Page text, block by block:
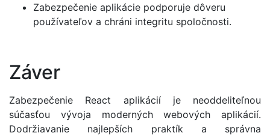
Zabezpečenie aplikácie podporuje dôveru
používateľov a chráni integritu spoločnosti.
Záver
Zabezpečenie React aplikácií je neoddeliteľnou
súčasťou vývoja moderných webových aplikácií.
Dodržiavanie najlepších praktík a správna